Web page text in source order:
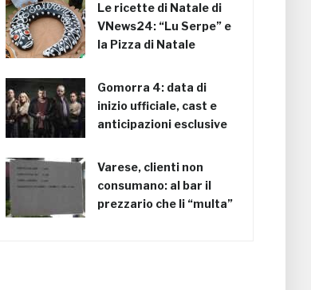
Le ricette di Natale di
VNews24: “Lu Serpe” e
la Pizza di Natale
Gomorra 4: data di
inizio ufficiale, cast e
anticipazioni esclusive
Varese, clienti non
consumano: al bar il
prezzario che li “multa”